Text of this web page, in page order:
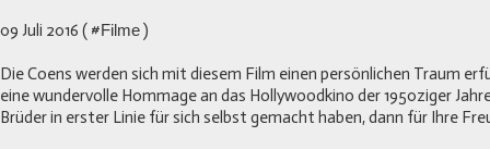
09 Juli 2016 ( #Filme)
Die Coens werden sich mit diesem Film einen persönlichen Traum
eine wundervolle Hommage an das Hollywoodkino der 1950ziger
Brüder in erster Linie für sich selbst gemacht haben, dann für Ihre